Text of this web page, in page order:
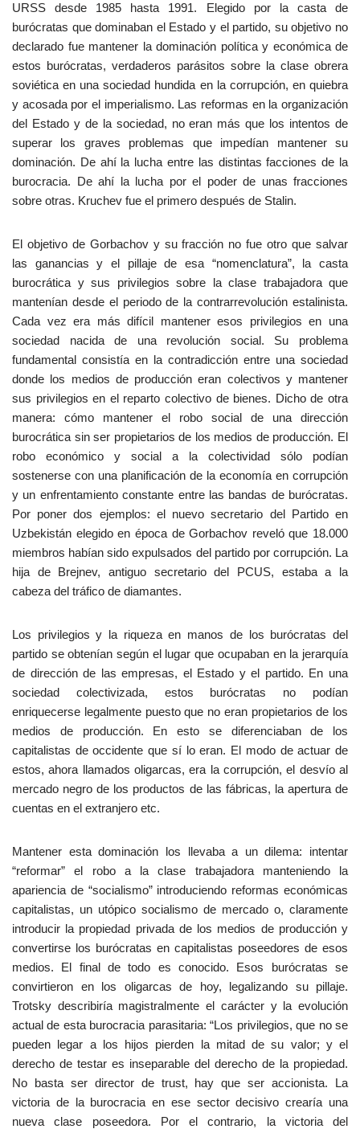
URSS desde 1985 hasta 1991. Elegido por la casta de
burócratas que dominaban el Estado y el partido, su objetivo no
declarado fue mantener la dominación política y económica de
estos burócratas, verdaderos parásitos sobre la clase obrera
soviética en una sociedad hundida en la corrupción, en quiebra
y acosada por el imperialismo. Las reformas en la organización
del Estado y de la sociedad, no eran más que los intentos de
superar los graves problemas que impedían mantener su
dominación. De ahí la lucha entre las distintas facciones de la
burocracia. De ahí la lucha por el poder de unas fracciones
sobre otras. Kruchev fue el primero después de Stalin.
El objetivo de Gorbachov y su fracción no fue otro que salvar
las ganancias y el pillaje de esa “nomenclatura”, la casta
burocrática y sus privilegios sobre la clase trabajadora que
mantenían desde el periodo de la contrarrevolución estalinista.
Cada vez era más difícil mantener esos privilegios en una
sociedad nacida de una revolución social. Su problema
fundamental consistía en la contradicción entre una sociedad
donde los medios de producción eran colectivos y mantener
sus privilegios en el reparto colectivo de bienes. Dicho de otra
manera: cómo mantener el robo social de una dirección
burocrática sin ser propietarios de los medios de producción. El
robo económico y social a la colectividad sólo podían
sostenerse con una planificación de la economía en corrupción
y un enfrentamiento constante entre las bandas de burócratas.
Por poner dos ejemplos: el nuevo secretario del Partido en
Uzbekistán elegido en época de Gorbachov reveló que 18.000
miembros habían sido expulsados del partido por corrupción. La
hija de Brejnev, antiguo secretario del PCUS, estaba a la
cabeza del tráfico de diamantes.
Los privilegios y la riqueza en manos de los burócratas del
partido se obtenían según el lugar que ocupaban en la jerarquía
de dirección de las empresas, el Estado y el partido. En una
sociedad colectivizada, estos burócratas no podían
enriquecerse legalmente puesto que no eran propietarios de los
medios de producción. En esto se diferenciaban de los
capitalistas de occidente que sí lo eran. El modo de actuar de
estos, ahora llamados oligarcas, era la corrupción, el desvío al
mercado negro de los productos de las fábricas, la apertura de
cuentas en el extranjero etc.
Mantener esta dominación los llevaba a un dilema: intentar
“reformar” el robo a la clase trabajadora manteniendo la
apariencia de “socialismo” introduciendo reformas económicas
capitalistas, un utópico socialismo de mercado o, claramente
introducir la propiedad privada de los medios de producción y
convertirse los burócratas en capitalistas poseedores de esos
medios. El final de todo es conocido. Esos burócratas se
convirtieron en los oligarcas de hoy, legalizando su pillaje.
Trotsky describiría magistralmente el carácter y la evolución
actual de esta burocracia parasitaria: “Los privilegios, que no se
pueden legar a los hijos pierden la mitad de su valor; y el
derecho de testar es inseparable del derecho de la propiedad.
No basta ser director de trust, hay que ser accionista. La
victoria de la burocracia en ese sector decisivo crearía una
nueva clase poseedora. Por el contrario, la victoria del